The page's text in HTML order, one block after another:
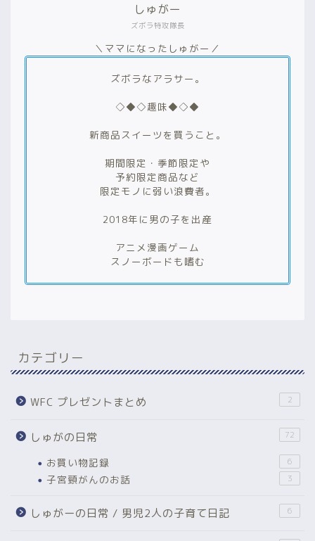
ズボラ特攻隊長
しゅがー
＼ママになったしゅがー／
ズボラなアラサー。
◇◆◇趣味◆◇◆
新商品スイーツを買うこと。
期間限定・季節限定や
予約限定商品など
限定モノに弱い浪費者。
2018年に男の子を出産
アニメ漫画ゲーム
スノーボードも嗜む
カテゴリー
WFC プレゼントまとめ 2
しゅがの日常 72
お買い物記録 6
子宮頸がんのお話 3
しゅがーの日常 / 男児2人の子育て日記 6